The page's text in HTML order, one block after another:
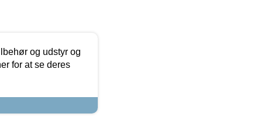
og udstyr og
for at se deres